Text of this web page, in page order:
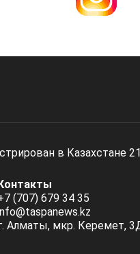
в Казахстане
Контакты
(707) 679 34 35
Алматы, мкр. Керемет,